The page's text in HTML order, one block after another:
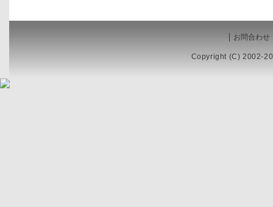
お問合わせ
Copyright (C) 2002-